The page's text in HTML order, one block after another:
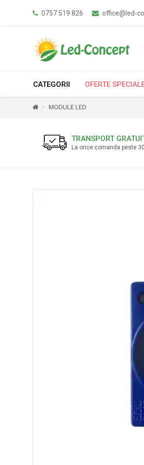
0757 519 826 office@led-
CATEGORII OFERTE
MODULE LED
TRANSPORT
La orice comanda peste